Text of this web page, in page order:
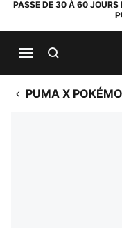
PASSE DE 30 À 60 JOURS
PUMA X